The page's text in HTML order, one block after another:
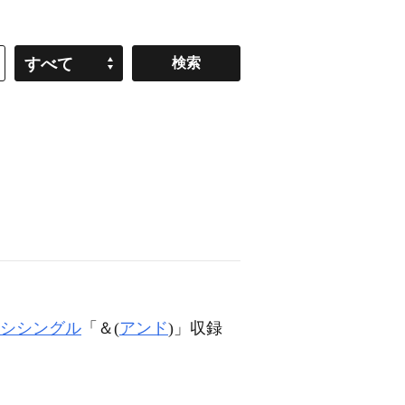
すべて
シングル 「＆(アンド)」収録